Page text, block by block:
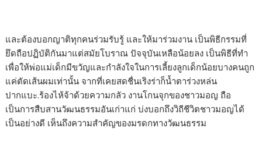
และต้องบอกญาติทุกคนร่วมรับรู้ และให้มาร่วมงาน เป็นพิธีกรรมที่
ยึดถือปฏิบัติกันมาแต่สมัยโบราณ ปัจจุบันเหลือน้อยลง เป็นพิธีที่ทำ
เพื่อให้พ่อแม่เด็กมีขวัญและกำลังใจในการเลี้ยงลูกเด็กน้อยบางคนถูก
แค่ตัดเส้นผมเท่านั้น จากที่เคยสดชื่นเริงร่าก็น้ำตาร่วงหล่น
ปากแบะ.ร้องไห้จ้าด้วยความกลัว งานโกนจุกของชาวมอญ ถือ
เป็นการสืบสานวัฒนธรรมอันเก่าแก่ บ่งบอกถึงวิถีชีวิตชาวมอญได้
เป็นอย่างดี เห็นถึงความสำคัญของมรดกทางวัฒนธรรม